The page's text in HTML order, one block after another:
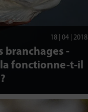
18 | 04 | 2018
branchages -
fonctionne-t-il